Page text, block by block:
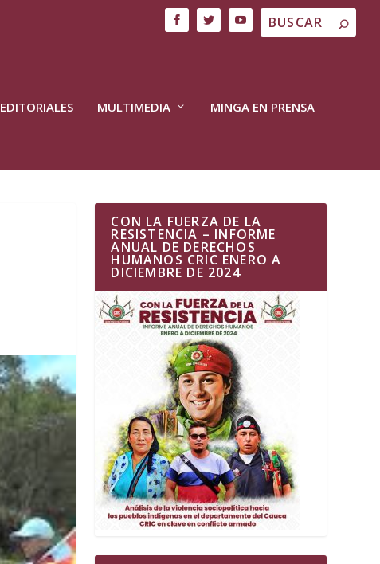
EDITORIALES MULTIMEDIA MINGA EN PRENSA
CON LA FUERZA DE LA
RESISTENCIA – INFORME
ANUAL DE DERECHOS
HUMANOS CRIC ENERO A
DICIEMBRE DE 2024